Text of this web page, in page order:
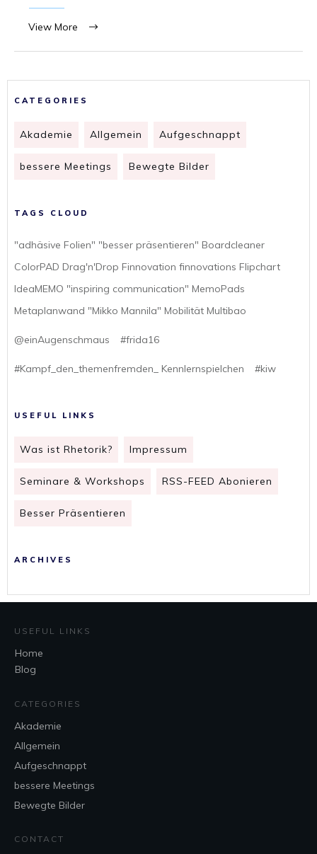
View More
CATEGORIES
Akademie Allgemein Aufgeschnappt
bessere Meetings Bewegte Bilder
TAGS CLOUD
"adhäsive Folien" "besser präsentieren" Boardcleaner
ColorPAD Drag'n'Drop Finnovation finnovations Flipchart
IdeaMEMO "inspiring communication" MemoPads
Metaplanwand "Mikko Mannila" Mobilität Multibao
@einAugenschmaus #frida16
#Kampf_den_themenfremden_ Kennlernspielchen #kiw
USEFUL LINKS
Was ist Rhetorik? Impressum
Seminare & Workshops RSS-FEED Abonieren
Besser Präsentieren
ARCHIVES
USEFUL LINKS
Home
Blog
CATEGORIES
Akademie
Allgemein
Aufgeschnappt
bessere Meetings
Bewegte Bilder
CONTACT